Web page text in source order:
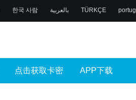
한국 사람 بالعربية TÜRKÇE
点击获取卡密 APP下载